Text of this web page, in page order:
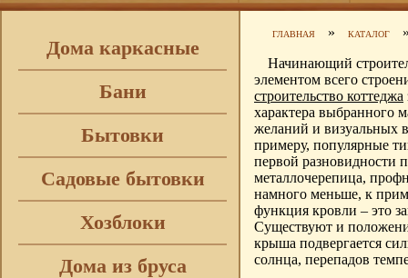
Дома каркасные
Бани
Бытовки
Садовые бытовки
Хозблоки
Дома из бруса
ГЛАВНАЯ » КАТАЛОГ
Начинающий
элементом всего
строительство коттеджа
характера выбранного
желаний и визуальных
примеру, популярные
первой разновидности
металлочерепица,
намного меньше, к
функция кровли – это
Существуют и
крыша подвергается
солнца, перепадов